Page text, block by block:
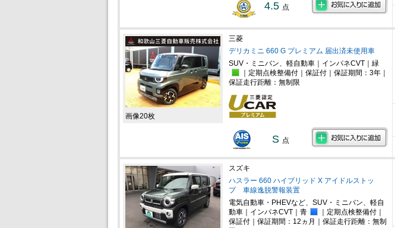
4.5 点
画像20枚
三菱
デリカミニ 660 G プレミアム 届出済未使用車
SUV・ミニバン、軽自動車｜インパネCVT｜緑
｜定期点検整備付｜保証付｜保証期間：3年｜
保証走行距離：無制限
S 点
スズキ
ハスラー 660 ハイブリッド X アイドルストッ
プ 車線逸脱警報装置
電気自動車・PHEVなど、SUV・ミニバン、軽自
動車｜インパネCVT｜青
｜定期点検整備付｜
保証付｜保証期間：12ヵ月｜保証走行距離：無制